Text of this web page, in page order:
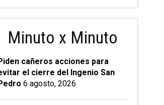
Minuto x Minuto
cañeros acciones para
el cierre del Ingenio San
6 agosto, 2026